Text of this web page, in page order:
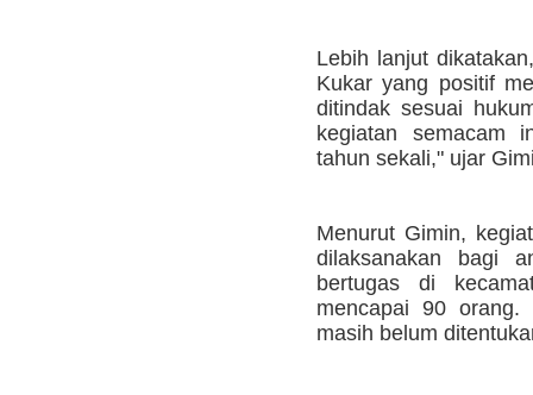
Lebih lanjut
Kukar yang positif
ditindak sesuai
kegiatan semacam
tahun sekali," ujar
Menurut Gimin,
dilaksanakan bagi
bertugas di
mencapai 90 orang.
masih belum